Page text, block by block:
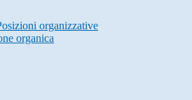
organizzative
organica